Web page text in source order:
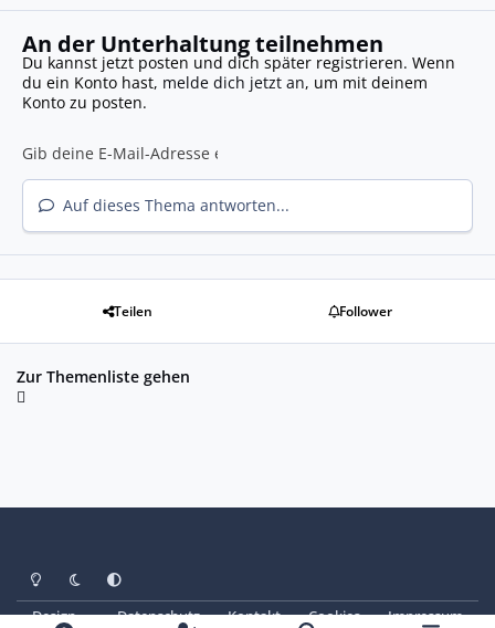
An der Unterhaltung teilnehmen
Du kannst jetzt posten und dich später registrieren. Wenn
du ein Konto hast, melde dich jetzt an, um mit deinem
Konto zu posten.
Auf dieses Thema antworten...
Teilen Follower
Zur Themenliste gehen
Heller ModusDunkler Modus
Systemeinstellung
Design Datenschutz Kontakt Cookies Impressum